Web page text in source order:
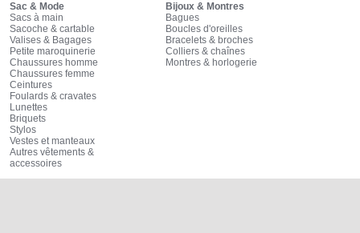
Sac & Mode
Sacs à main
Sacoche & cartable
Valises & Bagages
Petite maroquinerie
Chaussures homme
Chaussures femme
Ceintures
Foulards & cravates
Lunettes
Briquets
Stylos
Vestes et manteaux
Autres vêtements &
accessoires
Bijoux & Montres
Bagues
Boucles d'oreilles
Bracelets & broches
Colliers & chaînes
Montres & horlogerie